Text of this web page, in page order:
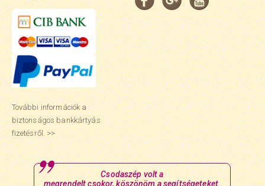
További információk a
biztonságos bankkártyás
fizetésről. >>
Csodaszép volt a
megrendelt csokor, köszönöm a segítségeteket.